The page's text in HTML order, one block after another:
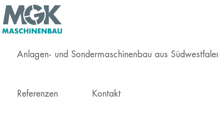
Anlagen- und Sondermaschinenbau aus
Referenzen Kontakt